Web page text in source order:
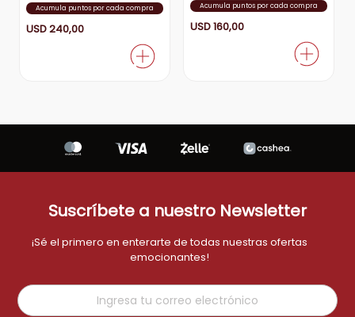
Acumula puntos por cada compra
USD240,00
Acumula puntos por cada compra
USD160,00
Suscríbete a nuestro Newsletter
¡Sé el primero en enterarte de todas nuestras ofertas
emocionantes!
10. tv